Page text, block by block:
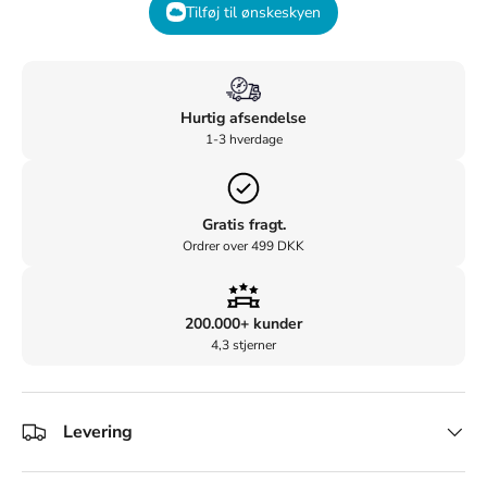
Tilføj til ønskeskyen
Hurtig afsendelse
1-3 hverdage
Gratis fragt.
Ordrer over 499 DKK
200.000+ kunder
4,3 stjerner
Levering